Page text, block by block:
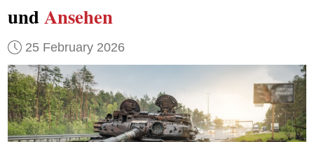
undAnsehen
25 February 2026